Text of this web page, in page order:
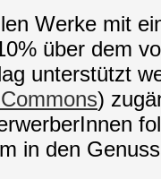
Werke mit
über dem
unterstützt
)
in den